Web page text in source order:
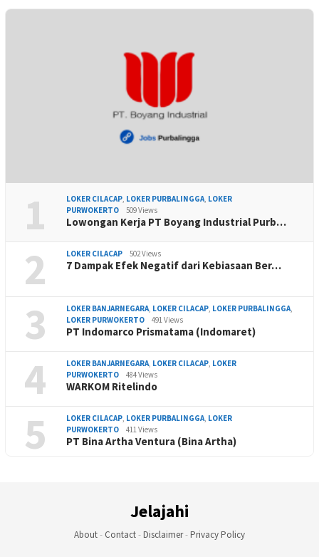
1 LOKER CILACAP, LOKER PURBALINGGA, LOKER
PURWOKERTO
509 Views
Lowongan Kerja PT Boyang Industrial Purb…
2 LOKER CILACAP 502 Views
7 Dampak Efek Negatif dari Kebiasaan Ber…
3 LOKER BANJARNEGARA, LOKER CILACAP, LOKER PURBALINGGA,
LOKER PURWOKERTO
491 Views
PT Indomarco Prismatama (Indomaret)
4 LOKER BANJARNEGARA, LOKER CILACAP, LOKER
PURWOKERTO
484 Views
WARKOM Ritelindo
5 LOKER CILACAP, LOKER PURBALINGGA, LOKER
PURWOKERTO
411 Views
PT Bina Artha Ventura (Bina Artha)
Jelajahi
About- Contact- Disclaimer- Privacy Policy